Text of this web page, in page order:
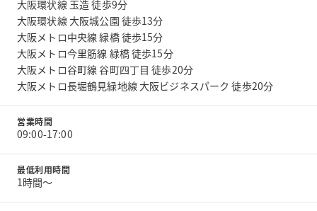
大阪環状線 玉造 徒歩9分
大阪環状線 大阪城公園 徒歩13分
大阪メトロ中央線 緑橋 徒歩15分
大阪メトロ今里筋線 緑橋 徒歩15分
大阪メトロ谷町線 谷町四丁目 徒歩20分
大阪メトロ長堀鶴見緑地線 大阪ビジネスパーク 徒歩20分
営業時間
09:00-17:00
最低利用時間
1時間〜